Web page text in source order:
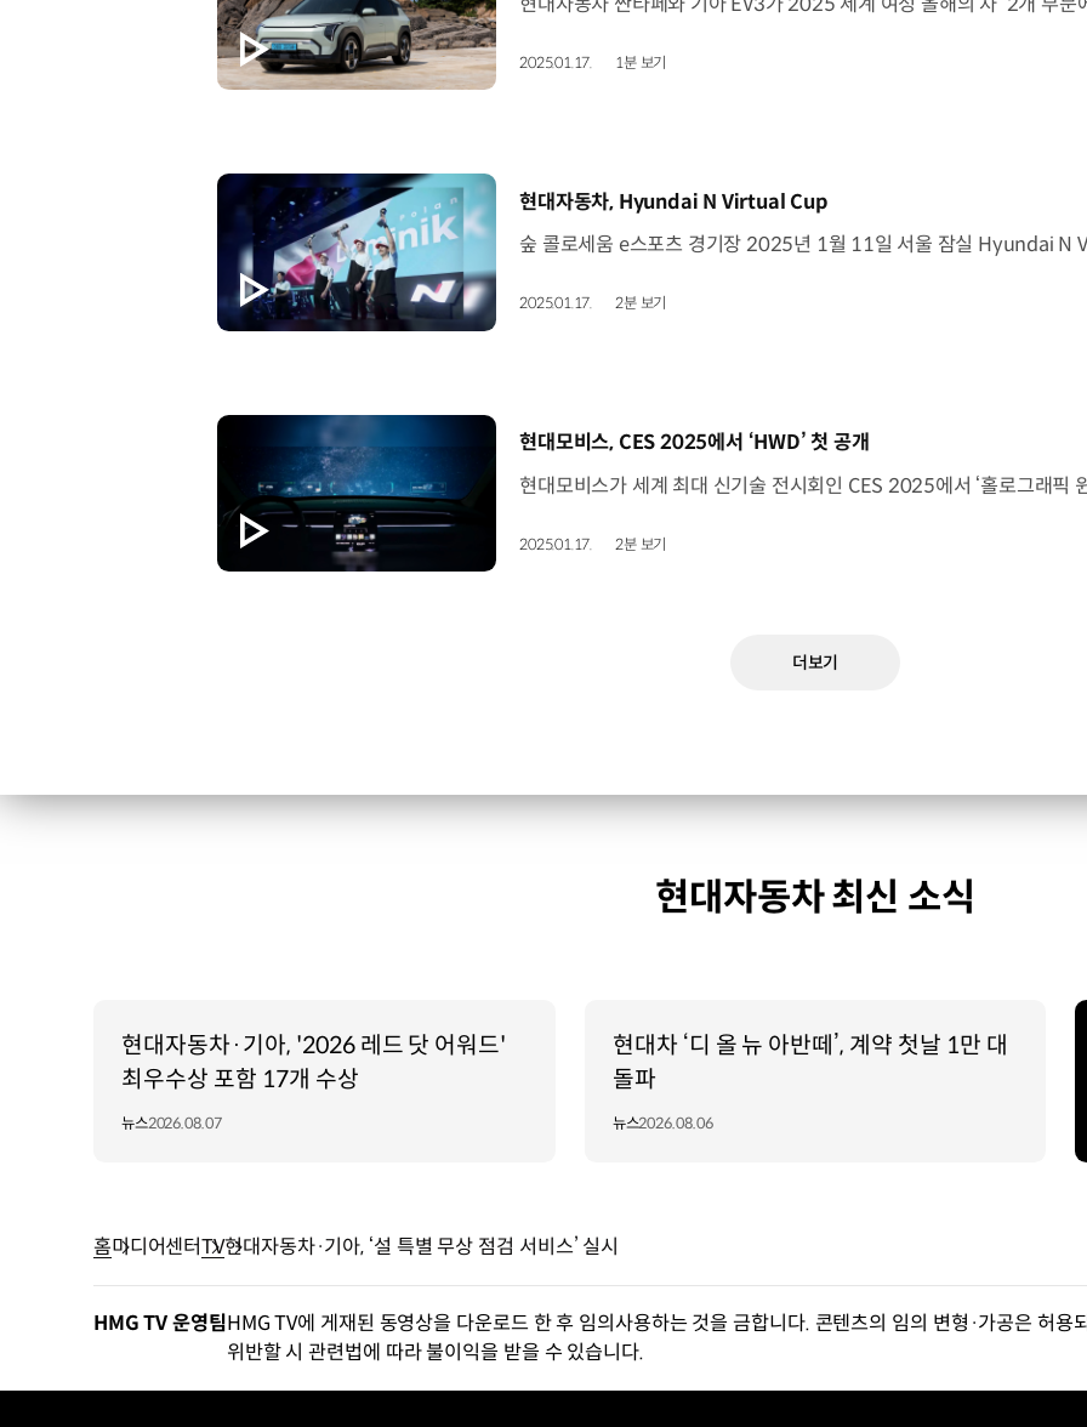
2025.01.17. 1분 보기
[동영상]
현대자동차, Hyundai N Virtual Cup
2025.01.17. 2분 보기
[동영상]
현대모비스, CES 2025에서 ‘HWD’ 첫 공개
2025.01.17. 2분 보기
더보기
현대자동차 최신 소식
현대자동차·기아, '2026 레드 닷 어워드'
최우수상 포함 17개 수상
뉴스2026.08.07
현대차 ‘디 올 뉴 아반떼’, 계약 첫날 1만 대
돌파
뉴스2026.08.06
홈미디어센터TV현대자동차·기아, ‘설 특별 무상 점검 서비스’ 실시
HMG TV 운영팀HMG TV에 게재된 동영상을 다운로드 한 후 임의사용하는 것을 금합니다. 콘텐츠의 임의 변형·가공은 허
위반할 시 관련법에 따라 불이익을 받을 수 있습니다.